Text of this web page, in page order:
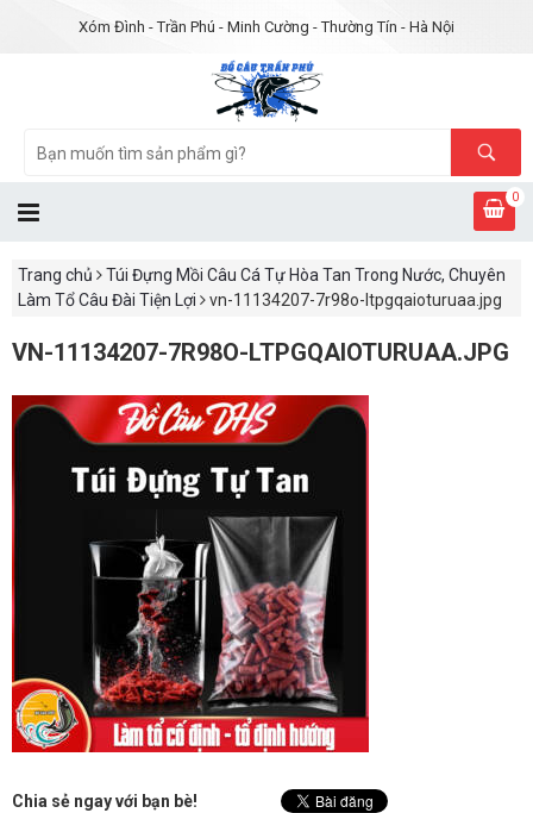
Xóm Đình - Trần Phú - Minh Cường - Thường Tín - Hà Nội
0
Trang chủ
Túi Đựng Mồi Câu Cá Tự Hòa Tan Trong Nước, Chuyên
Làm Tổ Câu Đài Tiện Lợi
vn-11134207-7r98o-ltpgqaioturuaa.jpg
VN-11134207-7R98O-LTPGQAIOTURUAA.JPG
Chia sẻ ngay với bạn bè!